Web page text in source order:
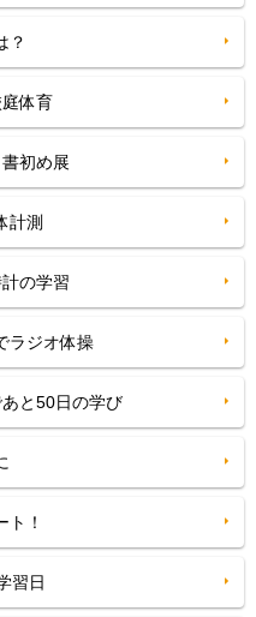
？
体育
初め展
計測
の学習
ラジオ体操
と50日の学び
！
習日